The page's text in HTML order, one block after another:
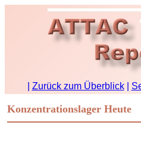
Konzentrationslager Heute